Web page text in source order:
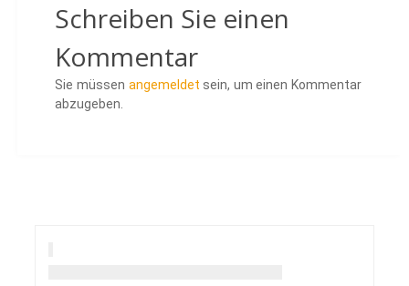
Schreiben Sie einen
Kommentar
Sie müssen angemeldet sein, um einen Kommentar
abzugeben.